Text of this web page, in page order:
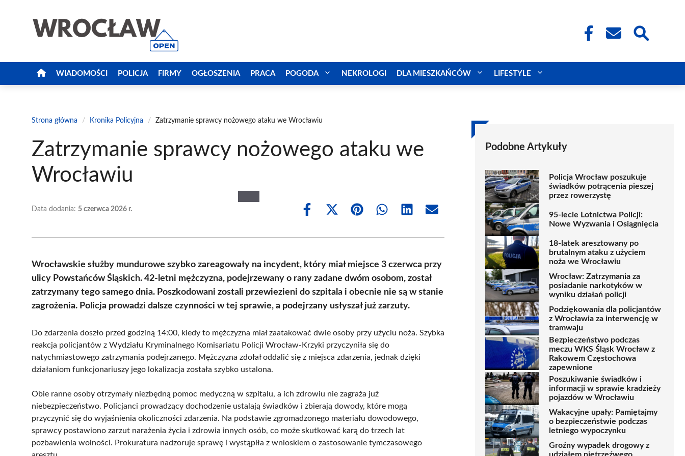
WIADOMOŚCI POLICJA FIRMY OGŁOSZENIA PRACA POGODA NEKROLOGI DLA MIESZKAŃCÓW LIFESTYLE
Strona główna / Kronika Policyjna / Zatrzymanie sprawcy nożowego ataku we Wrocławiu
Zatrzymanie sprawcy nożowego ataku we
Wrocławiu
Data dodania: 5 czerwca 2026 r.
Share
Share
(Twitter)
Share Share Share Share
Wrocławskie służby mundurowe szybko zareagowały na incydent, który miał miejsce 3 czerwca przy
ulicy Powstańców Śląskich. 42-letni mężczyzna, podejrzewany o rany zadane dwóm osobom, został
zatrzymany tego samego dnia. Poszkodowani zostali przewiezieni do szpitala i obecnie nie są w stanie
zagrożenia. Policja prowadzi dalsze czynności w tej sprawie, a podejrzany usłyszał już zarzuty.
Do zdarzenia doszło przed godziną 14:00, kiedy to mężczyzna miał zaatakować dwie osoby przy użyciu noża. Szybka
reakcja policjantów z Wydziału Kryminalnego Komisariatu Policji Wrocław-Krzyki przyczyniła się do
natychmiastowego zatrzymania podejrzanego. Mężczyzna zdołał oddalić się z miejsca zdarzenia, jednak dzięki
działaniom funkcjonariuszy jego lokalizacja została szybko ustalona.
Obie ranne osoby otrzymały niezbędną pomoc medyczną w szpitalu, a ich zdrowiu nie zagraża już
niebezpieczeństwo. Policjanci prowadzący dochodzenie ustalają świadków i zbierają dowody, które mogą
przyczynić się do wyjaśnienia okoliczności zdarzenia. Na podstawie zgromadzonego materiału dowodowego,
sprawcy postawiono zarzut narażenia życia i zdrowia innych osób, co może skutkować karą do trzech lat
pozbawienia wolności. Prokuratura nadzoruje sprawę i wystąpiła z wnioskiem o zastosowanie tymczasowego
Podobne Artykuły
Policja Wrocław poszukuje
świadków potrącenia pieszej
przez rowerzystę
95-lecie Lotnictwa Policji:
Nowe Wyzwania i Osiągnięcia
18-latek aresztowany po
brutalnym ataku z użyciem
noża we Wrocławiu
Wrocław: Zatrzymania za
posiadanie narkotyków w
wyniku działań policji
Podziękowania dla policjantów
z Wrocławia za interwencję w
tramwaju
Bezpieczeństwo podczas
meczu WKS Śląsk Wrocław z
Rakowem Częstochowa
zapewnione
Poszukiwanie świadków i
informacji w sprawie kradzieży
pojazdów w Wrocławiu
Wakacyjne upały: Pamiętajmy
o bezpieczeństwie podczas
letniego wypoczynku
Groźny wypadek drogowy z